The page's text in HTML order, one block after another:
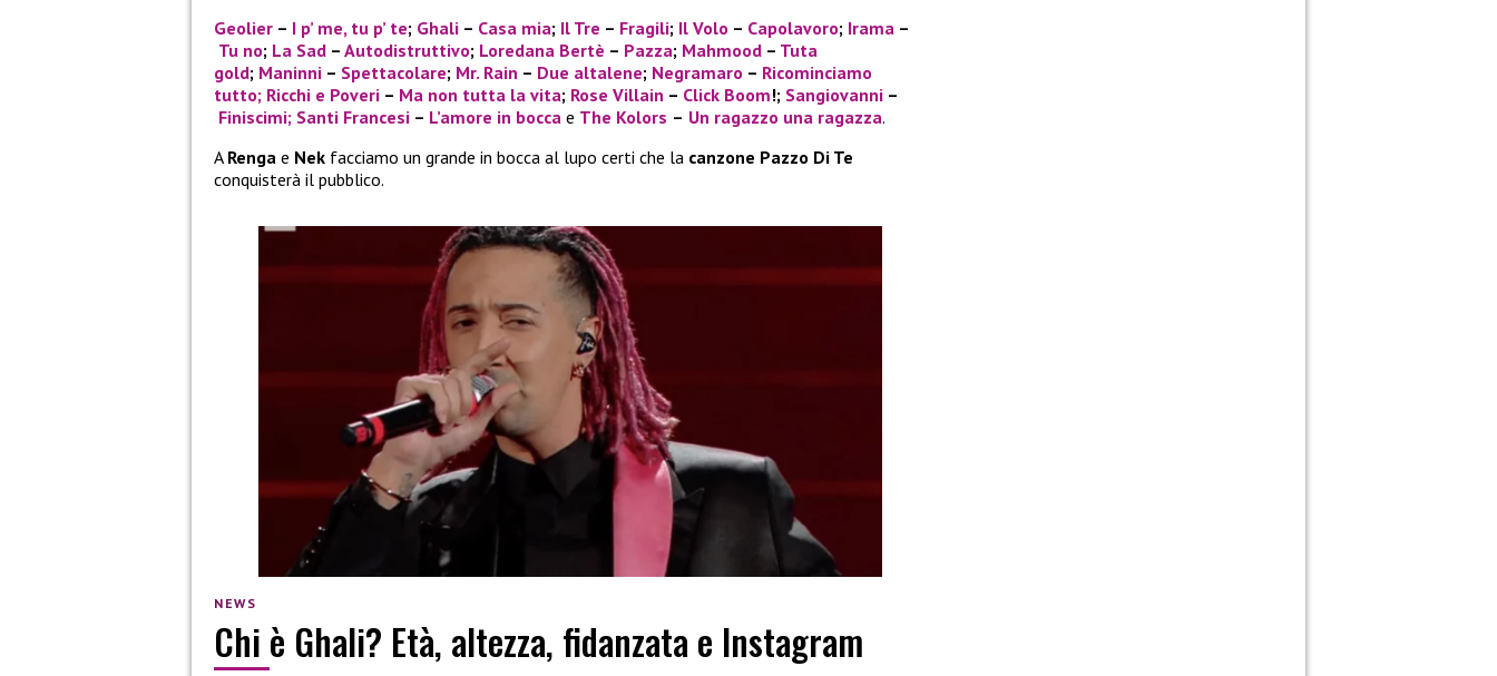
Geolier – I p’ me, tu p’ te; Ghali – Casa mia; Il Tre – Fragili; Il Volo – Capolavoro; Irama –
Tu no; La Sad – Autodistruttivo; Loredana Bertè – Pazza; Mahmood – Tuta
gold; Maninni – Spettacolare; Mr. Rain – Due altalene; Negramaro – Ricominciamo
tutto; Ricchi e Poveri – Ma non tutta la vita; Rose Villain – Click Boom!; Sangiovanni –
Finiscimi; Santi Francesi – L’amore in bocca e The Kolors – Un ragazzo una ragazza.
A Renga e Nek facciamo un grande in bocca al lupo certi che la canzone Pazzo Di Te
conquisterà il pubblico.
NEWS
Chi è Ghali? Età, altezza, fidanzata e Instagram